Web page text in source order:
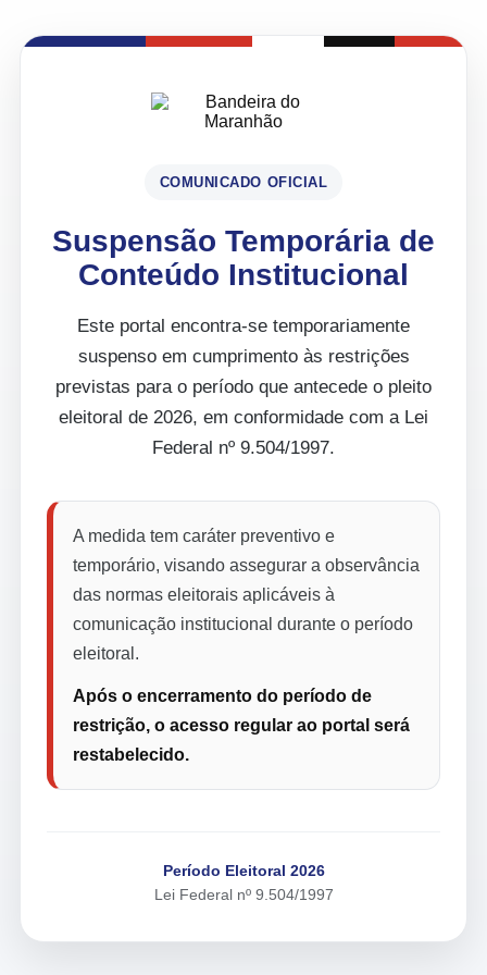
COMUNICADO OFICIAL
Suspensão Temporária de
Conteúdo Institucional
Este portal encontra-se temporariamente
suspenso em cumprimento às restrições
previstas para o período que antecede o pleito
eleitoral de 2026, em conformidade com a Lei
Federal nº 9.504/1997.
A medida tem caráter preventivo e
temporário, visando assegurar a observância
das normas eleitorais aplicáveis à
comunicação institucional durante o período
eleitoral.
Após o encerramento do período de
restrição, o acesso regular ao portal será
restabelecido.
Período Eleitoral 2026
Lei Federal nº 9.504/1997